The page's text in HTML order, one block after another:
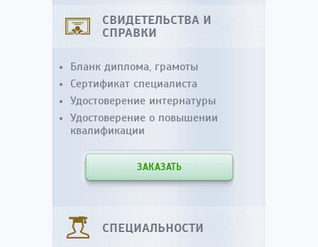
СВИДЕТЕЛЬСТВА И
СПРАВКИ
Бланк диплома, грамоты
Сертификат специалиста
Удостоверение интернатуры
Удостоверение о повышении
квалификации
ЗАКАЗАТЬ
СПЕЦИАЛЬНОСТИ